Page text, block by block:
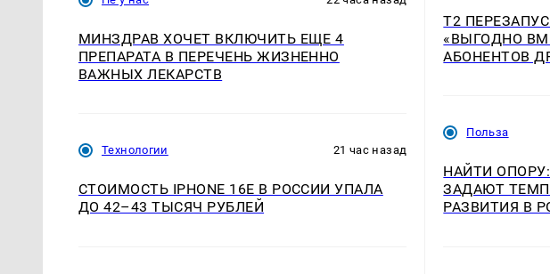
МИНЗДРАВ ХОЧЕТ ВКЛЮЧИТЬ ЕЩЕ 4
ПРЕПАРАТА В ПЕРЕЧЕНЬ ЖИЗНЕННО
ВАЖНЫХ ЛЕКАРСТВ
Технологии 21 час назад
СТОИМОСТЬ IPHONE 16E В РОССИИ УПАЛА
ДО 42–43 ТЫСЯЧ РУБЛЕЙ
Т2
«ВЫГОДНО
АБОНЕНТОВ
Польза
НАЙТИ
ЗАДАЮТ
РАЗВИТИЯ В